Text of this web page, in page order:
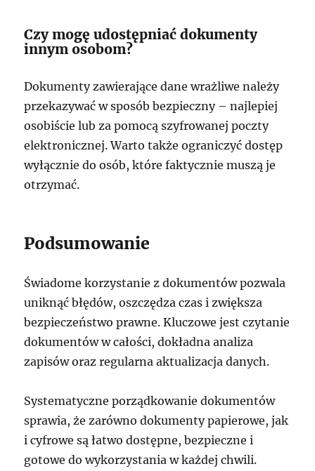
Czy mogę udostępniać dokumenty
innym osobom?
Dokumenty zawierające dane wrażliwe należy
przekazywać w sposób bezpieczny – najlepiej
osobiście lub za pomocą szyfrowanej poczty
elektronicznej. Warto także ograniczyć dostęp
wyłącznie do osób, które faktycznie muszą je
otrzymać.
Podsumowanie
Świadome korzystanie z dokumentów pozwala
uniknąć błędów, oszczędza czas i zwiększa
bezpieczeństwo prawne. Kluczowe jest czytanie
dokumentów w całości, dokładna analiza
zapisów oraz regularna aktualizacja danych.
Systematyczne porządkowanie dokumentów
sprawia, że zarówno dokumenty papierowe, jak
i cyfrowe są łatwo dostępne, bezpieczne i
gotowe do wykorzystania w każdej chwili.